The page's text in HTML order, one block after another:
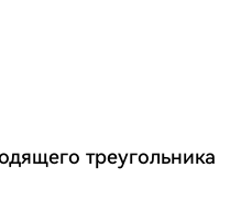
треугольника